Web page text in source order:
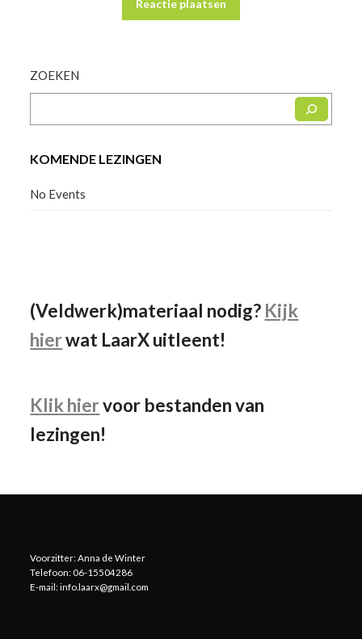
ZOEKEN
KOMENDE LEZINGEN
No Events
(Veldwerk)materiaal nodig? Kijk
hierwat LaarX uitleent!
Klik hiervoor bestanden van
lezingen!
Voorzitter: Anna de Winter
Telefoon: 06-15504286
E-mail: info.laarx@gmail.com